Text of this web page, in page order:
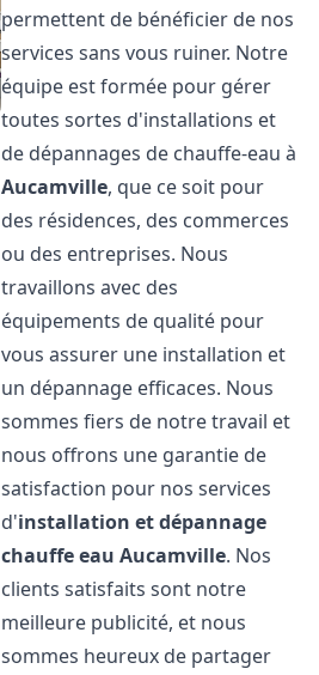
permettent de bénéficier de nos
services sans vous ruiner. Notre
équipe est formée pour gérer
toutes sortes d'installations et
de dépannages de chauffe-eau à
Aucamville, que ce soit pour
des résidences, des commerces
ou des entreprises. Nous
travaillons avec des
équipements de qualité pour
vous assurer une installation et
un dépannage efficaces. Nous
sommes fiers de notre travail et
nous offrons une garantie de
satisfaction pour nos services
d'installation et dépannage
chauffe eau Aucamville. Nos
clients satisfaits sont notre
meilleure publicité, et nous
sommes heureux de partager